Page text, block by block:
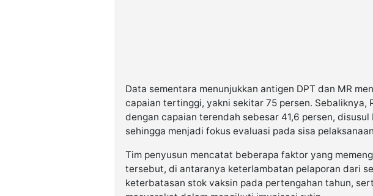
Data sementara menunjukkan antigen DPT dan MR
capaian tertinggi, yakni sekitar 75 persen. Sebaliknya,
dengan capaian terendah sebesar 41,6 persen, disusul
sehingga menjadi fokus evaluasi pada sisa
Tim penyusun mencatat beberapa faktor yang
tersebut, di antaranya keterlambatan pelaporan dari
keterbatasan stok vaksin pada pertengahan tahun,